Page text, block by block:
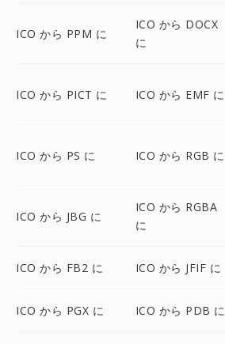
ICO から PPM に
ICO から DOCX
に
ICO から PICT に ICO から EMF に
ICO から PS に ICO から RGB に
ICO から JBG に
ICO から RGBA
に
ICO から FB2 に ICO から JFIF に
ICO から PGX に ICO から PDB に